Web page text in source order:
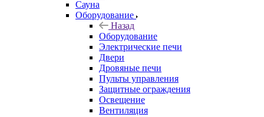
Сауна
Оборудование
Назад
Оборудование
Электрические печи
Двери
Дровяные печи
Пульты управления
Защитные ограждения
Освещение
Вентиляция